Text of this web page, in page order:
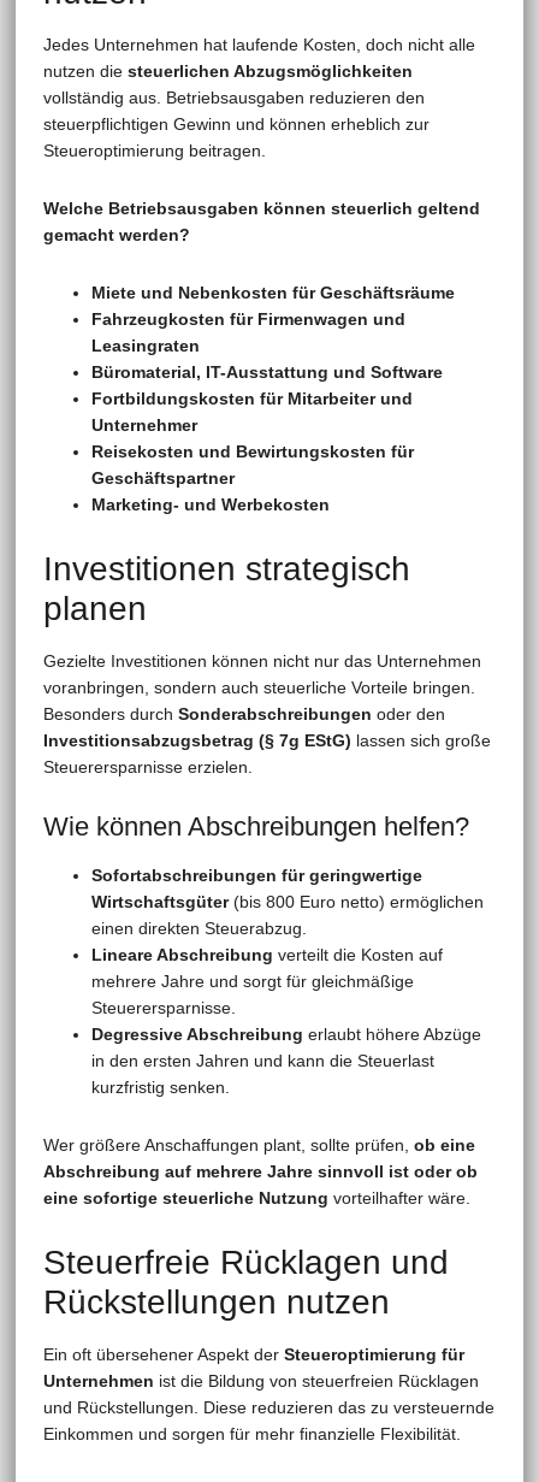
Jedes Unternehmen hat laufende Kosten, doch nicht alle
nutzen die steuerlichen Abzugsmöglichkeiten
vollständig aus. Betriebsausgaben reduzieren den
steuerpflichtigen Gewinn und können erheblich zur
Steueroptimierung beitragen.
Welche Betriebsausgaben können steuerlich geltend
gemacht werden?
Miete und Nebenkosten für Geschäftsräume
Fahrzeugkosten für Firmenwagen und
Leasingraten
Büromaterial, IT-Ausstattung und Software
Fortbildungskosten für Mitarbeiter und
Unternehmer
Reisekosten und Bewirtungskosten für
Geschäftspartner
Marketing- und Werbekosten
Investitionen strategisch
planen
Gezielte Investitionen können nicht nur das Unternehmen
voranbringen, sondern auch steuerliche Vorteile bringen.
Besonders durch Sonderabschreibungen oder den
Investitionsabzugsbetrag (§ 7g EStG) lassen sich große
Steuerersparnisse erzielen.
Wie können Abschreibungen helfen?
Sofortabschreibungen für geringwertige
Wirtschaftsgüter(bis 800 Euro netto) ermöglichen
einen direkten Steuerabzug.
Lineare Abschreibung verteilt die Kosten auf
mehrere Jahre und sorgt für gleichmäßige
Steuerersparnisse.
Degressive Abschreibung erlaubt höhere Abzüge
in den ersten Jahren und kann die Steuerlast
kurzfristig senken.
Wer größere Anschaffungen plant, sollte prüfen, ob eine
Abschreibung auf mehrere Jahre sinnvoll ist oder ob
eine sofortige steuerliche Nutzung vorteilhafter wäre.
Steuerfreie Rücklagen und
Rückstellungen nutzen
Ein oft übersehener Aspekt der Steueroptimierung für
Unternehmen ist die Bildung von steuerfreien Rücklagen
und Rückstellungen. Diese reduzieren das zu versteuernde
Einkommen und sorgen für mehr finanzielle Flexibilität.